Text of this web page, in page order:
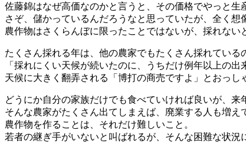
佐藤錦はなぜ高価なのかと言うと、その価格でやっと生
さぞ、儲かっているんだろうなと思っていたが、全く想
農作物はさくらんぼに限ったことではないが、採れない
たくさん採れる年は、他の農家でもたくさん採れている
「採れにくい天候が続いたのに、うちだけ例年以上の
天候に大きく翻弄される「博打の商売ですよ」とおっし
どうにか自分の家族だけでも食べていければ良いが、来
そんな農家がたくさん出てしまえば、廃業する人も増え
農作物を作ることは、それだけ難しいこと。
若者の継ぎ手がいないと叫ばれるが、そんな困難な状況